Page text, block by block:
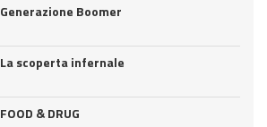
Generazione Boomer
La scoperta infernale
FOOD & DRUG